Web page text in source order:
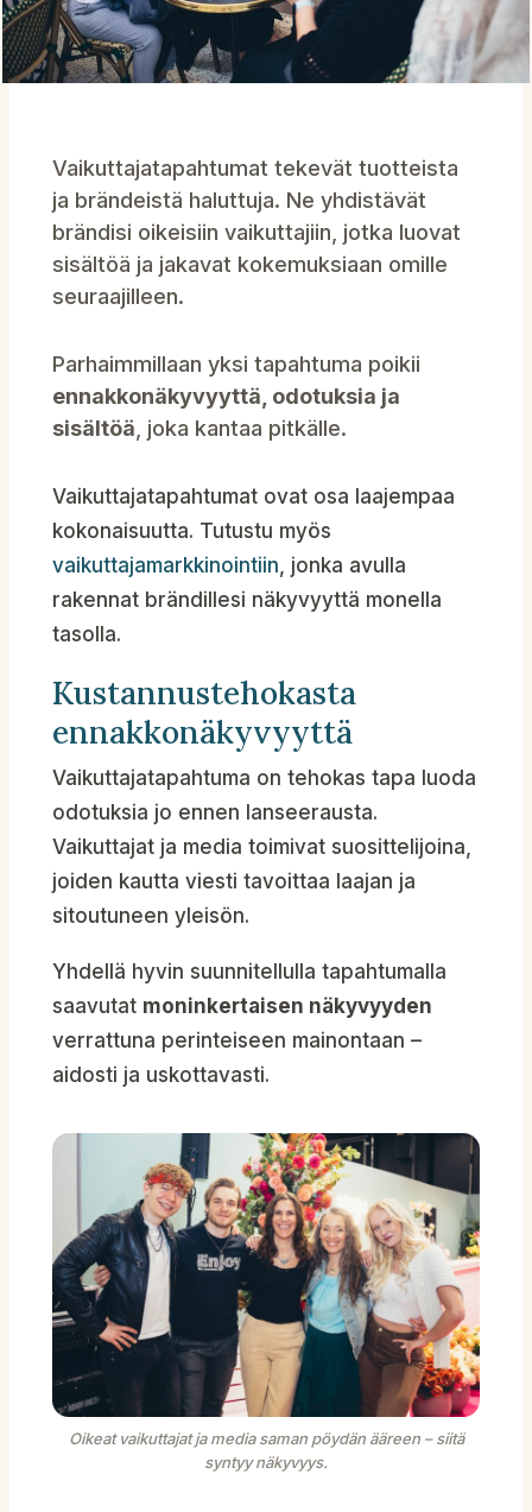
Vaikuttajatapahtumat tekevät tuotteista
ja brändeistä haluttuja. Ne yhdistävät
brändisi oikeisiin vaikuttajiin, jotka luovat
sisältöä ja jakavat kokemuksiaan omille
seuraajilleen.
Parhaimmillaan yksi tapahtuma poikii
ennakkonäkyvyyttä, odotuksia ja
sisältöä, joka kantaa pitkälle.
Vaikuttajatapahtumat ovat osa laajempaa
kokonaisuutta. Tutustu myös
vaikuttajamarkkinointiin, jonka avulla
rakennat brändillesi näkyvyyttä monella
tasolla.
Kustannustehokasta
ennakkonäkyvyyttä
Vaikuttajatapahtuma on tehokas tapa luoda
odotuksia jo ennen lanseerausta.
Vaikuttajat ja media toimivat suosittelijoina,
joiden kautta viesti tavoittaa laajan ja
sitoutuneen yleisön.
Yhdellä hyvin suunnitellulla tapahtumalla
saavutat moninkertaisen näkyvyyden
verrattuna perinteiseen mainontaan –
aidosti ja uskottavasti.
Oikeat vaikuttajat ja media saman pöydän ääreen – siitä
syntyy näkyvyys.